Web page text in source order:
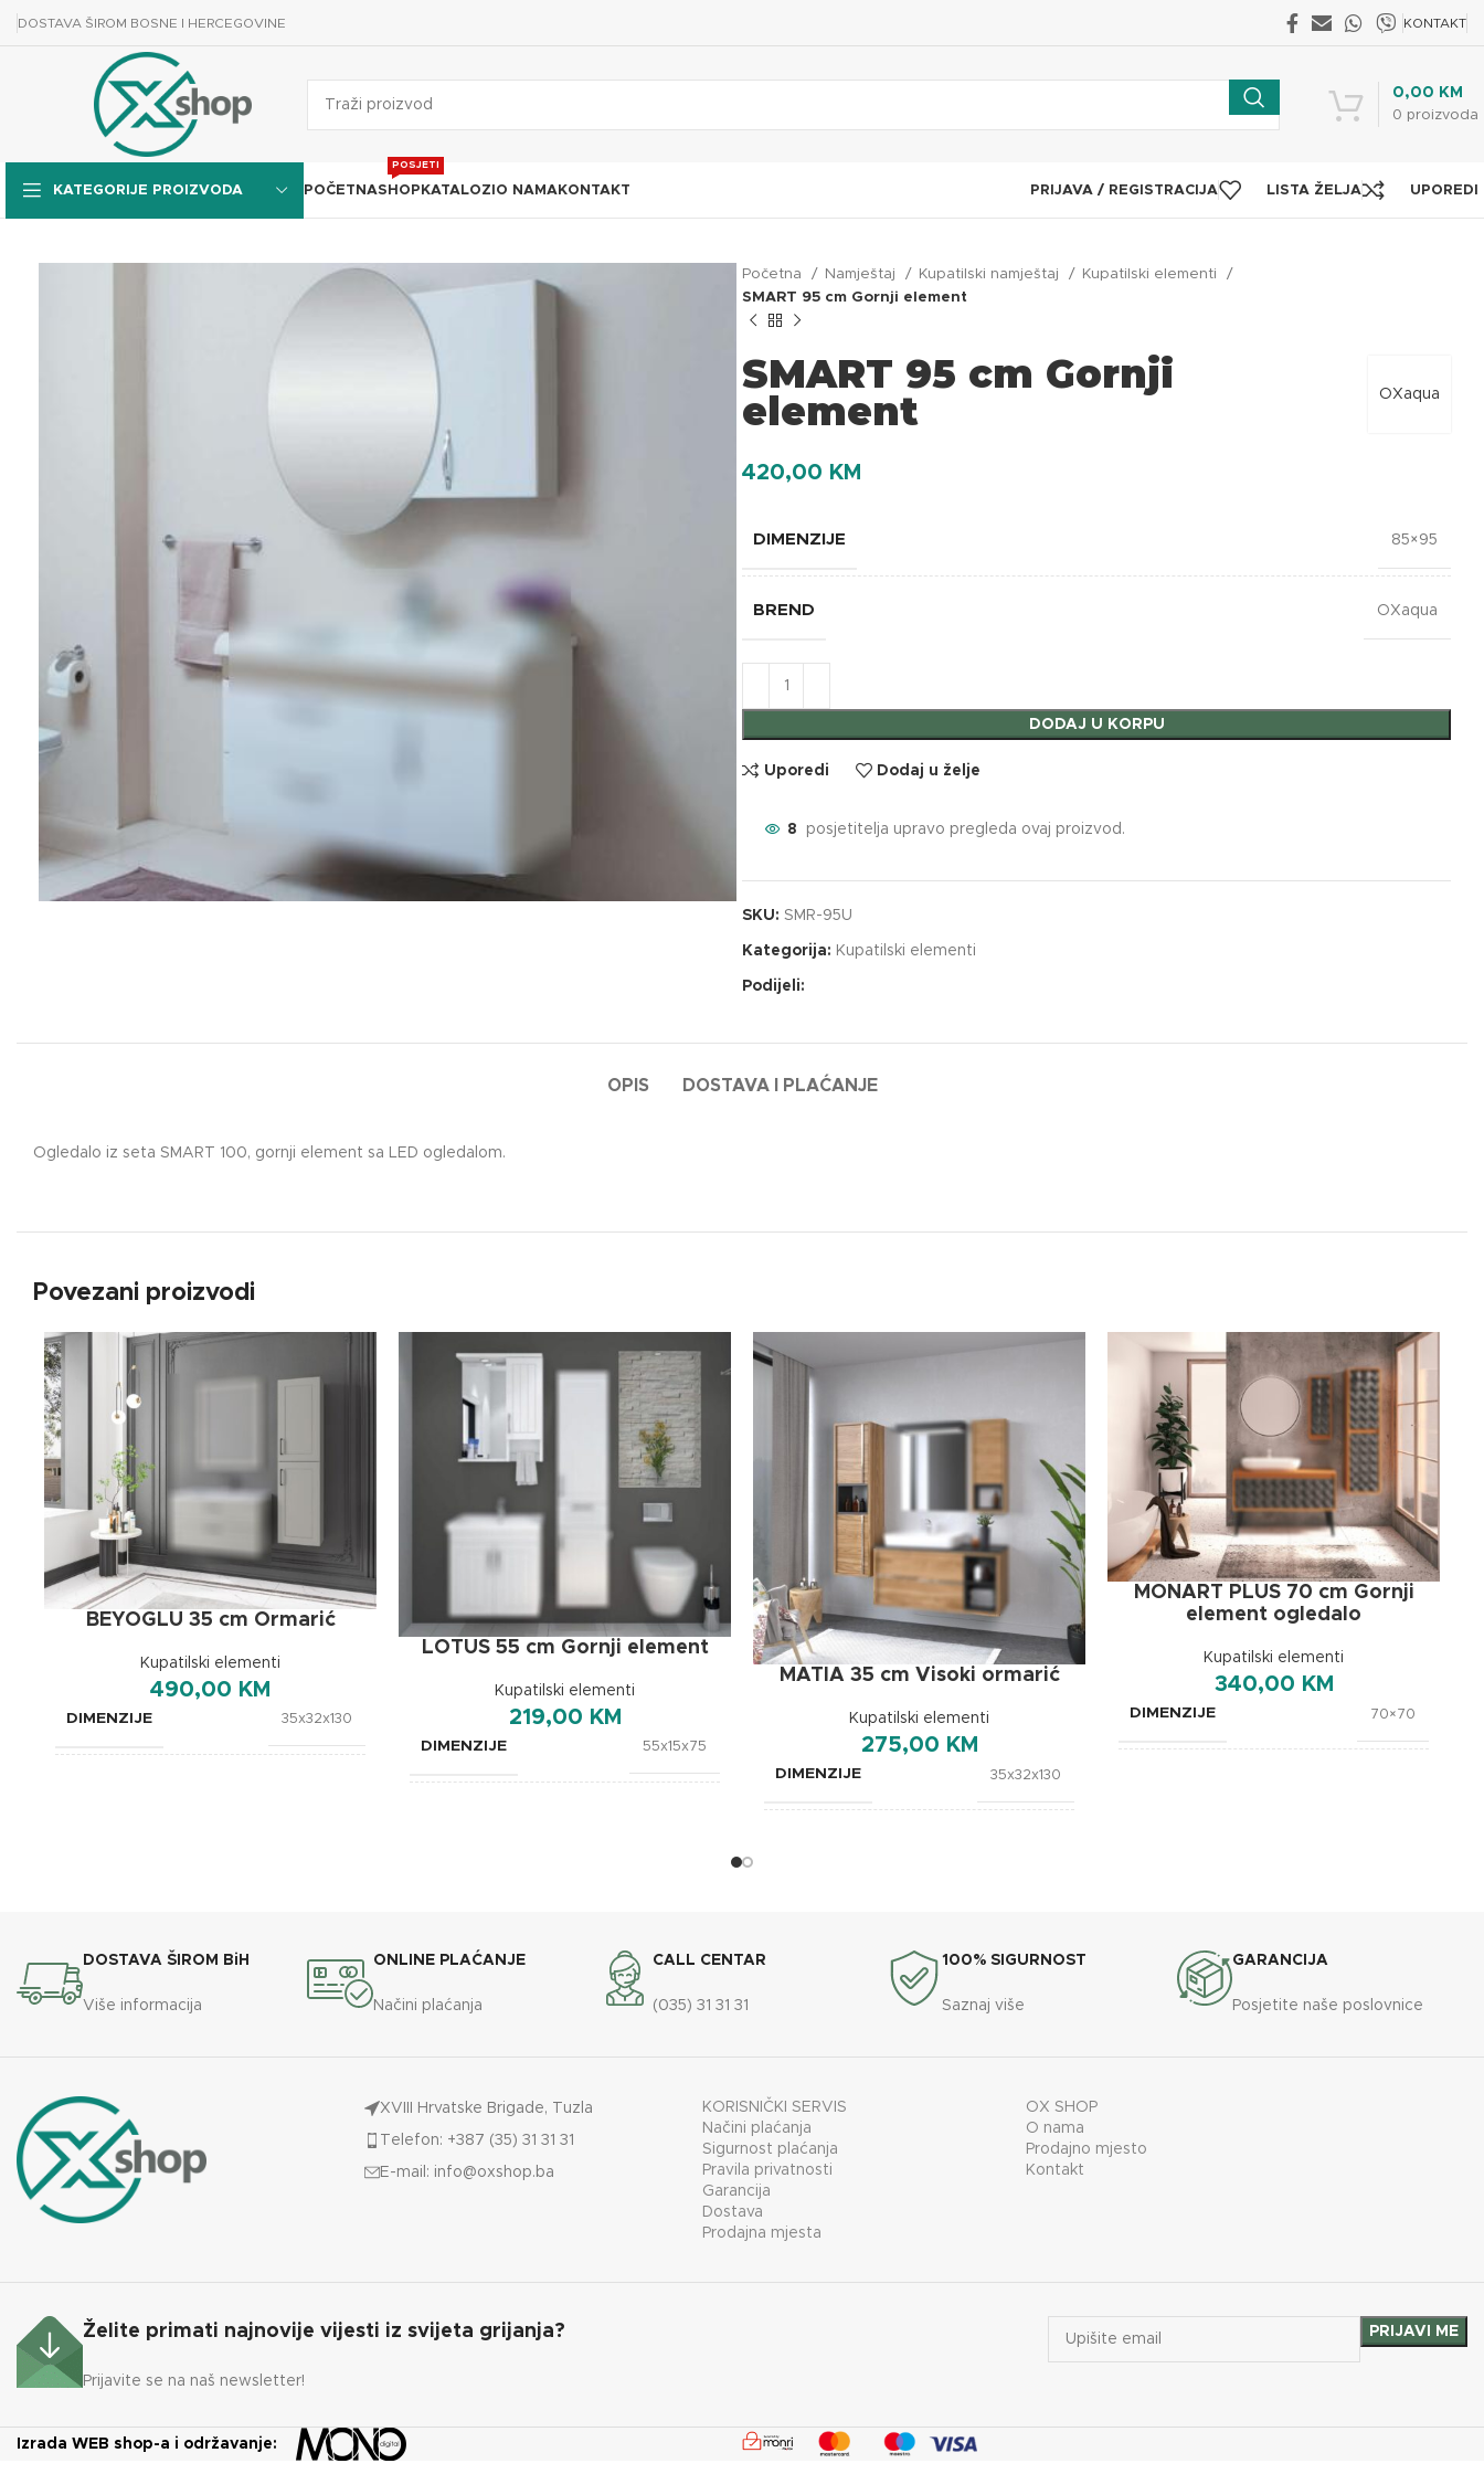
DOSTAVA ŠIROM BOSNE I HERCEGOVINE KONTAKT
0 proizvoda
0,00 KM
KATEGORIJE PROIZVODA POČETNASHOP
POSJETI
KATALOZI O NAMA KONTAKT PRIJAVA / REGISTRACIJA LISTA ŽELJA UPOREDI
Početna Namještaj Kupatilski namještaj
Kupatilski elementi
SMART 95 cm Gornji element
OXaqua
SMART 95 cm Gornji
element
420,00 KM
DIMENZIJE 85×95
BREND OXaqua
DODAJ U KORPU
Uporedi Dodaj u želje
8 posjetitelja upravo pregleda ovaj proizvod.
SKU: SMR-95U
Kategorija: Kupatilski elementi
Podijeli:
OPIS DOSTAVA I PLAĆANJE
Ogledalo iz seta SMART 100, gornji element sa LED ogledalom.
Povezani proizvodi
BEYOGLU 35 cm Ormarić
Kupatilski elementi
490,00 KM
DIMENZIJE 35x32x130
LOTUS 55 cm Gornji element
Kupatilski elementi
219,00 KM
DIMENZIJE 55x15x75
MATIA 35 cm Visoki ormarić
Kupatilski elementi
275,00 KM
DIMENZIJE 35x32x130
MONART PLUS 70 cm Gornji
element ogledalo
Kupatilski elementi
340,00 KM
DIMENZIJE 70×70
DOSTAVA ŠIROM BiH
Više informacija
ONLINE PLAĆANJE
Načini plaćanja
CALL CENTAR
(035) 31 31 31
100% SIGURNOST
Saznaj više
GARANCIJA
Posjetite naše poslovnice
XVIII Hrvatske Brigade, Tuzla
Telefon: +387 (35) 31 31 31
E-mail: info@oxshop.ba
KORISNIČKI SERVIS
Načini plaćanja
Sigurnost plaćanja
Pravila privatnosti
Garancija
Dostava
Prodajna mjesta
OX SHOP
O nama
Prodajno mjesto
Kontakt
Želite primati najnovije vijesti iz svijeta grijanja?
Prijavite se na naš newsletter!
Izrada WEB shop-a i održavanje: